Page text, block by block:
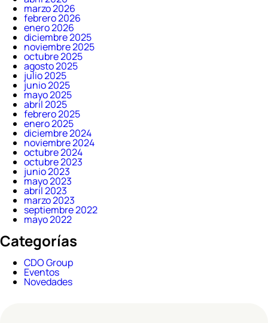
marzo 2026
febrero 2026
enero 2026
diciembre 2025
noviembre 2025
octubre 2025
agosto 2025
julio 2025
junio 2025
mayo 2025
abril 2025
febrero 2025
enero 2025
diciembre 2024
noviembre 2024
octubre 2024
octubre 2023
junio 2023
mayo 2023
abril 2023
marzo 2023
septiembre 2022
mayo 2022
Categorías
CDO Group
Eventos
Novedades